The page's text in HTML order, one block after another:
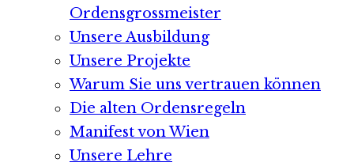
Ordensgrossmeister
Unsere Ausbildung
Unsere Projekte
Warum Sie uns vertrauen können
Die alten Ordensregeln
Manifest von Wien
Unsere Lehre